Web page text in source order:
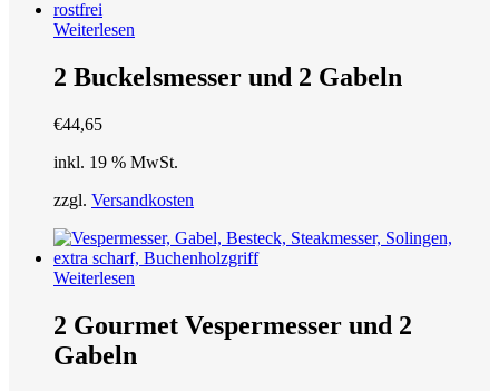
Weiterlesen
2 Buckelsmesser und 2 Gabeln
€44,65
inkl. 19 % MwSt.
zzgl. Versandkosten
Weiterlesen
2 Gourmet Vespermesser und 2
Gabeln